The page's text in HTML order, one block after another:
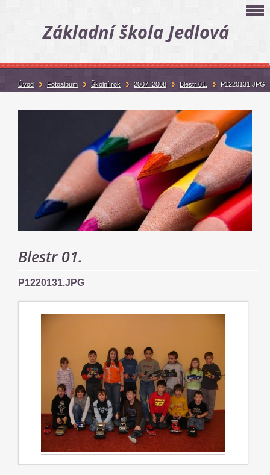
Základní škola Jedlová
Blestr 01.
P1220131.JPG
Úvod Fotoalbum Školní rok 2007_2008 Blestr 01. P1220131.JPG